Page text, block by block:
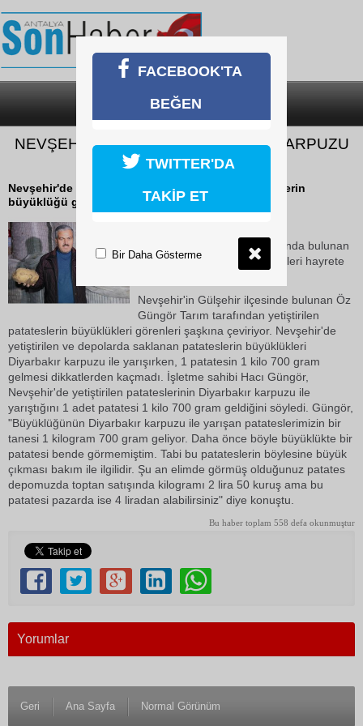
SON DAKİKA
NEVŞEHİR PATATESİ DİYARBAKIR KARPUZU
İLE YARIŞIYOR
Nevşehir'de patates depolarında bulunan patateslerin
büyüklüğü görenleri hayrete düşürüyor.
Nevşehir'de patates depolarında bulunan
patateslerin büyüklüğü görenleri hayrete
Nevşehir'in Gülşehir ilçesinde bulunan Öz
Güngör Tarım tarafından yetiştirilen
patateslerin büyüklükleri görenleri şaşkına çeviriyor. Nevşehir'de
yetiştirilen ve depolarda saklanan patateslerin büyüklükleri
Diyarbakır karpuzu ile yarışırken, 1 patatesin 1 kilo 700 gram
gelmesi dikkatlerden kaçmadı. İşletme sahibi Hacı Güngör,
Nevşehir'de yetiştirilen patateslerinin Diyarbakır karpuzu ile
yarıştığını 1 adet patatesi 1 kilo 700 gram geldiğini söyledi. Güngör,
"Büyüklüğünün Diyarbakır karpuzu ile yarışan patateslerimizin bir
tanesi 1 kilogram 700 gram geliyor. Daha önce böyle büyüklükte bir
patatesi bende görmemiştim. Tabi bu patateslerin böylesine büyük
çıkması bakım ile ilgilidir. Şu an elimde görmüş olduğunuz patates
depomuzda toptan satışında kilogramı 2 lira 50 kuruş ama bu
patatesi pazarda ise 4 liradan alabilirsiniz" diye konuştu.
Bu haber toplam 558 defa okunmuştur
Yorumlar
Geri Ana Sayfa Normal Görünüm
FACEBOOK'TA
BEĞEN
TWITTER'DA
TAKİP ET
Bir Daha Gösterme